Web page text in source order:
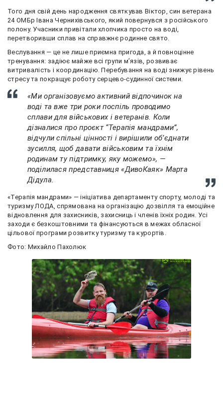
Того дня свій день народження святкував Віктор, син ветерана
24 ОМБр Івана Чернихівського, який повернувся з російського
полону. Учасники привітали хлопчика просто на воді,
перетворивши сплав на справжнє родинне свято.
Веслування — це не лише приємна пригода, а й повноцінне
тренування: задіює майже всі групи м’язів, розвиває
витривалість і координацію. Перебування на воді знижує рівень
стресу та покращує роботу серцево-судинної системи.
«Ми організовуємо активний відпочинок на
воді та вже три роки поспіль проводимо
сплави для військових і ветеранів. Коли
дізналися про проєкт “Терапія мандрами”,
відчули спільні цінності і вирішили об’єднати
зусилля, щоб давати військовим та їхнім
родинам ту підтримку, яку можемо», —
поділилася представниця «ДивоКаяк» Марта
Дідула.
«Терапія мандрами» — ініціатива департаменту спорту, молоді та
туризму ЛОДА, спрямована на організацію дозвілля та емоційне
відновлення для захисників, захисниць і членів їхніх родин. Усі
заходи є безкоштовними та фінансуються в межах обласної
цільової програми розвитку туризму та курортів.
Фото: Михайло Пахолюк